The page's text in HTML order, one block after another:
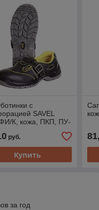
с
SAVEL
К, кожа, ПКП, ПУ-
руб.
Купить
за год